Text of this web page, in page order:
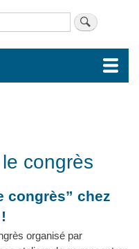
congrès
congrès” chez
organisé par